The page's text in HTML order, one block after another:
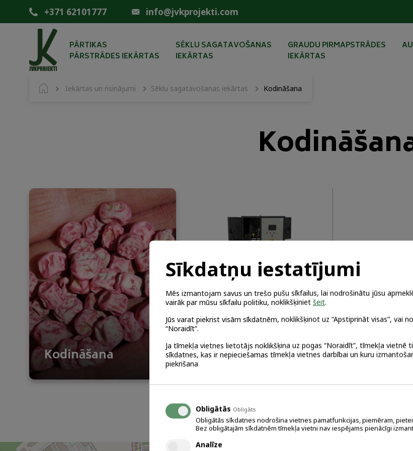
+371 62101777 info@jvkprojekti.com
PĀRTIKAS
PĀRSTRĀDES IEKĀRTAS
SĒKLU SAGATAVOŠANAS
IEKĀRTAS
GRAUDU PIRMAPSTRĀDES
IEKĀRTAS
Iekārtas un risinājumi Sēklu sagatavošanas iekārtas Kodināšana
Kodināšana
SĒKLU KODINĀTAJI
Nepārtrauktas darbības un
LASĪT VAIRĀK
Sīkdatņu iestatījumi
Mēs izmantojam savus un trešo pušu sīkfailus, lai nodrošinātu jūsu
vairāk par mūsu sīkfailu politiku, noklikšķiniet šeit.
Jūs varat piekrist visām sīkdatnēm, noklikšķinot uz “Apstiprināt visas”, vai
“Noraidīt”.
Ja tīmekļa vietnes lietotājs noklikšķina uz pogas “Noraidīt”, tīmekļa vietnē
sīkdatnes, kas ir nepieciešamas tīmekļa vietnes darbībai un kuru
piekrišana
Obligātās Obligāts
Obligātās sīkdatnes nodrošina vietnes pamatfunkcijas, piemēram,
Bez obligātajām sīkdatnēm tīmekļa vietni nav iespējams pienācīgi
Analīze